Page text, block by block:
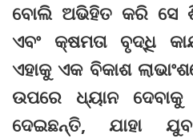
ବୋଲି ଅଭିହିତ କରି ସେ
ଏବଂ କ୍ଷମତା ବୃଦ୍ଧି
ଏହାକୁ ଏକ ବିକାଶ
ଉପରେ ଧ୍ୟାନ
ଦେଇଛନ୍ତି, ଯାହା